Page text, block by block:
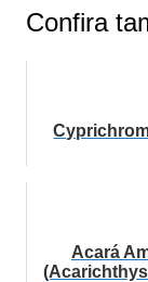
Confira
Acará